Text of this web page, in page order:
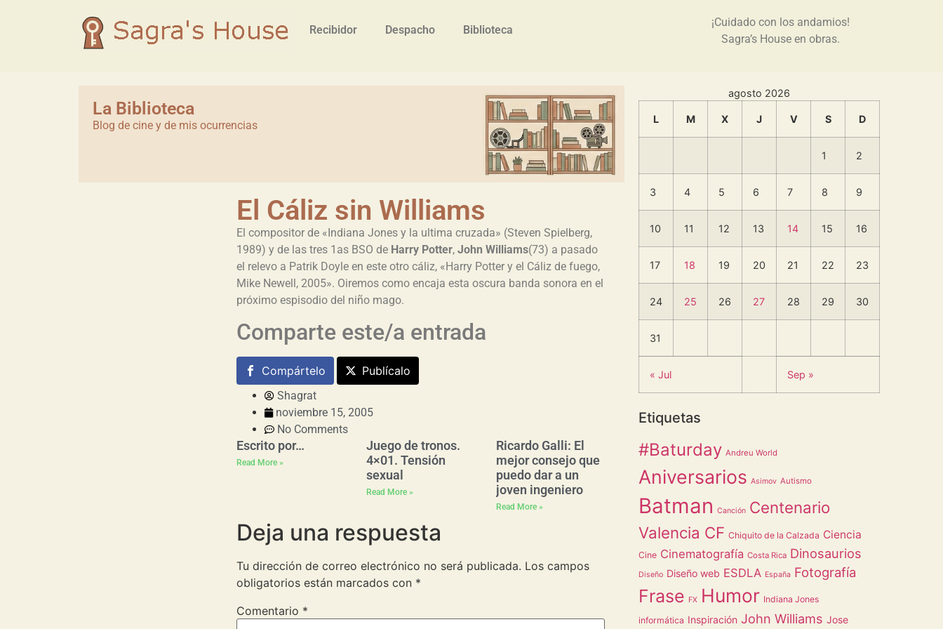
Recibidor Despacho Biblioteca
¡Cuidado con los andamios!
Sagra’s House en obras.
La Biblioteca
Blog de cine y de mis ocurrencias
El Cáliz sin Williams
El compositor de «Indiana Jones y la ultima cruzada» (Steven Spielberg,
1989) y de las tres 1as BSO de Harry Potter, John Williams(73) a pasado
el relevo a Patrik Doyle en este otro cáliz, «Harry Potter y el Cáliz de fuego,
Mike Newell, 2005». Oiremos como encaja esta oscura banda sonora en el
próximo espisodio del niño mago.
Comparte este/a entrada
Compártelo Publícalo
Shagrat
noviembre 15, 2005
No Comments
Escrito por…
Read More »
Juego de tronos.
4×01. Tensión
sexual
Read More »
Ricardo Galli: El
mejor consejo que
puedo dar a un
joven ingeniero
Read More »
Deja una respuesta
Tu dirección de correo electrónico no será publicada. Los campos
obligatorios están marcados con *
Comentario *
agosto 2026
L M X J V S D
1 2
3 4 5 6 7 8 9
10 11 12 13 14 15 16
17 18 19 20 21 22 23
24 25 26 27 28 29 30
31
« Jul Sep »
Etiquetas
#Baturday Andreu World
Aniversarios Asimov Autismo
Batman Canción Centenario
Valencia CF Chiquito de la Calzada Ciencia
Cine Cinematografía Costa Rica Dinosaurios
Diseño Diseño web ESDLA España Fotografía
Frase FX Humor Indiana Jones
informática Inspiración John Williams Jose